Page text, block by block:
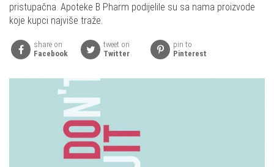
pristupačna. Apoteke B Pharm podijelile su sa nama proizvode
koje kupci najviše traže.
share on
Facebook
tweet on
Twitter
pin to
Pinterest